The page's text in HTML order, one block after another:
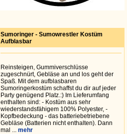
Sumoringer - Sumowrestler Kostüm
Aufblasbar
Reinsteigen, Gummiverschlüsse
zugeschnürt, Gebläse an und los geht der
Spaß. Mit dem aufblasbaren
Sumoringerkostüm schaffst du dir auf jeder
Party genügend Platz.:) Im Lieferumfang
enthalten sind: - Kostüm aus sehr
wiederstandsfähigem 100% Polyester, -
Kopfbedeckung - das batteriebetriebene
Gebläse (Batterien nicht enthalten). Dann
mal ... mehr